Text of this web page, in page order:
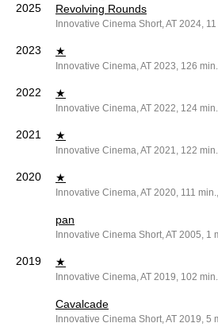
2025
Revolving Rounds
Innovative Cinema Short, AT 2024,
2023 ★
Innovative Cinema, AT 2023, 126
2022 ★
Innovative Cinema, AT 2022, 124
2021 ★
Innovative Cinema, AT 2021, 122
2020 ★
Innovative Cinema, AT 2020, 111
pan
Innovative Cinema Short, AT 2005, 1
2019 ★
Innovative Cinema, AT 2019, 102
Cavalcade
Innovative Cinema Short, AT 2019, 5